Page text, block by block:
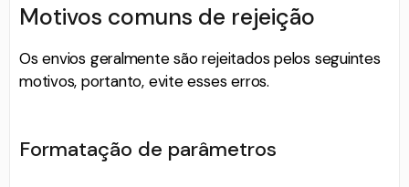
Motivos comuns de rejeição
Os envios geralmente são rejeitados pelos seguintes
motivos, portanto, evite esses erros.
Formatação de parâmetros